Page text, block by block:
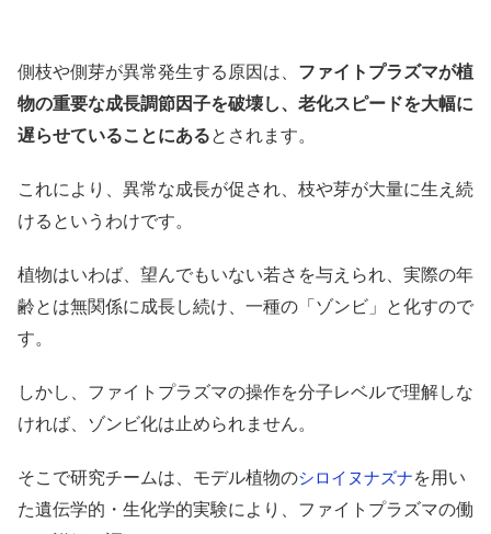
側枝や側芽が異常発生する原因は、 ファイトプラズマが植
物の重要な成長調節因子を破壊し、老化スピードを大幅に
遅らせていることにあるとされます。
これにより、異常な成長が促され、枝や芽が大量に生え続
けるというわけです。
植物はいわば、望んでもいない若さを与えられ、実際の年
齢とは無関係に成長し続け、一種の「ゾンビ」と化すので
す。
しかし、ファイトプラズマの操作を分子レベルで理解しな
ければ、ゾンビ化は止められません。
そこで研究チームは、モデル植物のシロイヌナズナを用い
た遺伝学的・生化学的実験により、ファイトプラズマの働